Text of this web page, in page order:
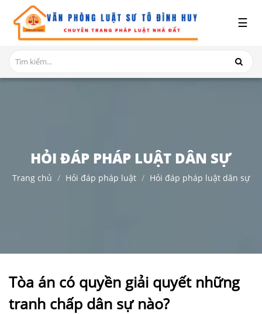
GIỚI
THIỆU
DỊCH
TỤC
ĐẤT
VĂN
☰
HỎI ĐÁP PHÁP LUẬT DÂN SỰ
Trang chủ Hỏi đáp pháp luật Hỏi đáp pháp luật dân sự
Tòa án có quyền giải quyết những
tranh chấp dân sự nào?